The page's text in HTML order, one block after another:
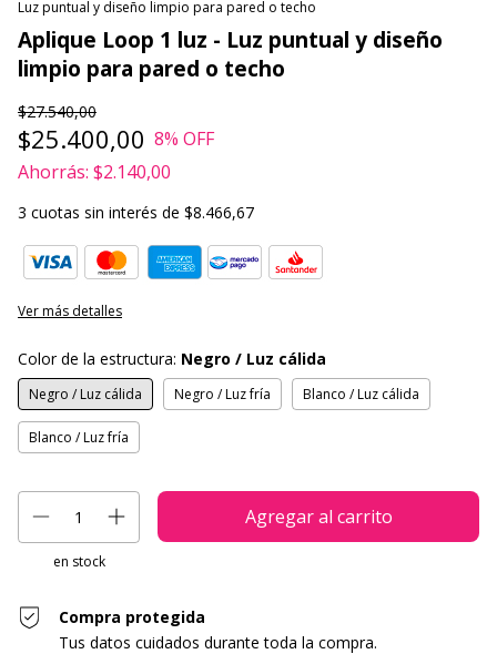
Luz puntual y diseño limpio para pared o techo
Aplique Loop 1 luz - Luz puntual y diseño
limpio para pared o techo
$27.540,00
$25.400,00 8% OFF
Ahorrás: $2.140,00
3 cuotas sin interés de $8.466,67
Ver más detalles
Color de la estructura: Negro / Luz cálida
Negro / Luz cálida Negro / Luz fría Blanco / Luz cálida
Blanco / Luz fría
en stock
Compra protegida
Tus datos cuidados durante toda la compra.